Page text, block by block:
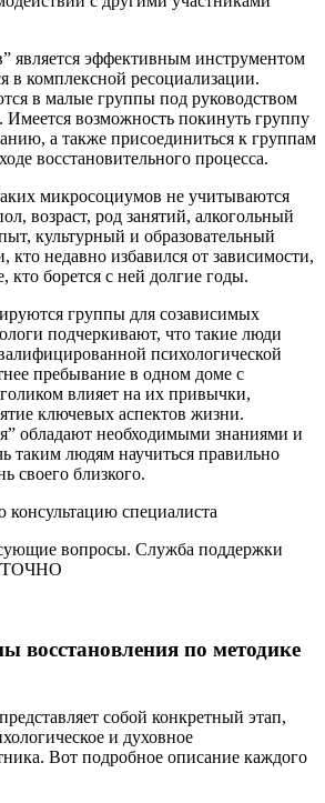
является эффективным инструментом
в комплексной ресоциализации.
в малые группы под руководством
возможность покинуть группу
а также присоединиться к группам
восстановительного процесса.
микросоциумов не учитываются
возраст, род занятий, алкогольный
культурный и образовательный
кто недавно избавился от зависимости,
кто борется с ней долгие годы.
группы для созависимых
подчеркивают, что такие люди
психологической
пребывание в одном доме с
влияет на их привычки,
ключевых аспектов жизни.
обладают необходимыми знаниями и
таким людям научиться правильно
своего близкого.
специалиста
вопросы. Служба поддержки
восстановления по методике
собой конкретный этап,
и духовное
Вот подробное описание каждого